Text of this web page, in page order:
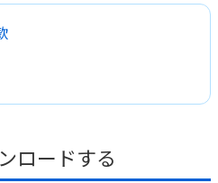
ビ
ロードする